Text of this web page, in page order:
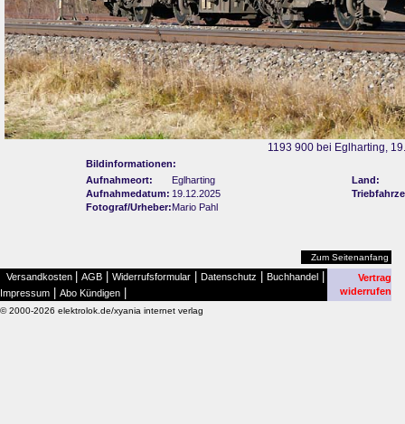
1193 900 bei Eglharting,
Bildinformationen:
Aufnahmeort:
Eglharting
Land:
Aufnahmedatum: 19.12.2025
Fotograf/Urheber:Mario Pahl
Zum Seitenanfang
Versandkosten AGB Widerrufsformular Datenschutz Buchhandel
Impressum Abo Kündigen
Vertrag
widerrufen
© 2000-2026 elektrolok.de/xyania internet verlag